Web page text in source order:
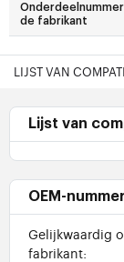
de fabrikant
LIJST VAN
Lijst van
OEM-nummer
Gelijkwaardig
fabrikant: